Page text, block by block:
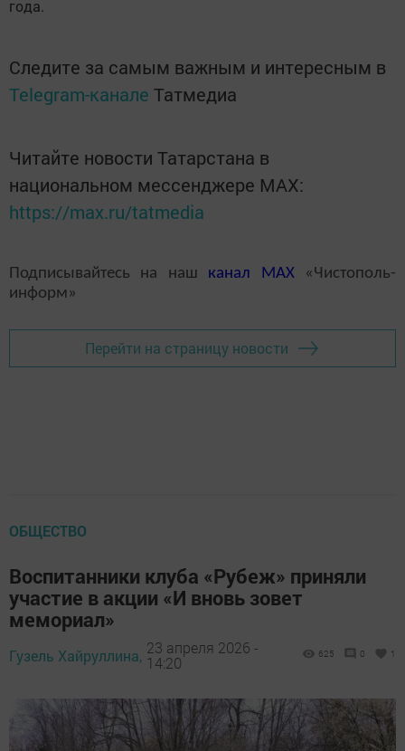
года.
Следите за самым важным и интересным в
Telegram-канале Татмедиа
Читайте новости Татарстана в
национальном мессенджере MАХ:
https://max.ru/tatmedia
Подписывайтесь на наш канал MAX«Чистополь-
информ»
Перейти на страницу новости
ОБЩЕСТВО
Воспитанники клуба «Рубеж» приняли
участие в акции «И вновь зовет
мемориал»
Гузель Хайруллина, 23 апреля 2026 -
14:20
625 0 1